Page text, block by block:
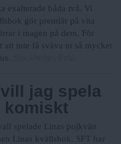
exalterade båda två. Vi
gör premiär på vita
i magen på dem. För
att inte få sväva ut så mycket
jag spela
komiskt
spelade Linas pojkvän
Linas kvällsbok. SFT har